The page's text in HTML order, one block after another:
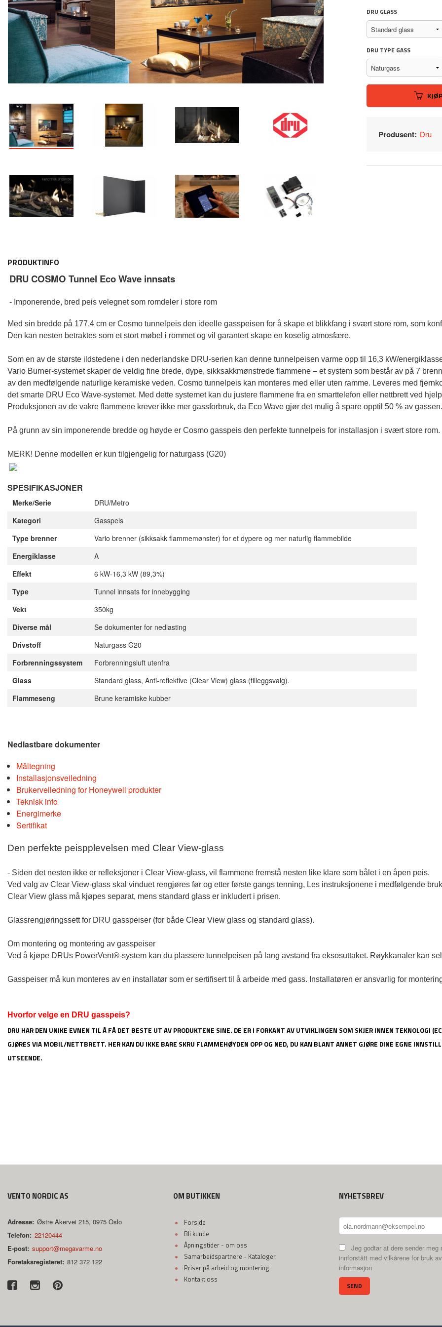
DRU GLASS
DRU TYPE GASS
KJØP
Produsent: Dru
PRODUKTINFO
DRU COSMO Tunnel Eco Wave innsats
- Imponerende, bred peis velegnet som romdeler i store rom
Med sin bredde på 177,4 cm er Cosmo tunnelpeis den ideelle gasspeisen for å skape et blikkfang i svært store rom, som
Den kan nesten betraktes som et stort møbel i rommet og vil garantert skape en koselig atmosfære.
Som en av de største ildstedene i den nederlandske DRU-serien kan denne tunnelpeisen varme opp til 16,3 kW/
Vario Burner-systemet skaper de veldig fine brede, dype, sikksakkmønstrede flammene – et system som består av på 7
av den medfølgende naturlige keramiske veden. Cosmo tunnelpeis kan monteres med eller uten ramme. Leveres med
det smarte DRU Eco Wave-systemet. Med dette systemet kan du justere flammene fra en smarttelefon eller nettbrett ved
Produksjonen av de vakre flammene krever ikke mer gassforbruk, da Eco Wave gjør det mulig å spare opptil 50 % av gassen.
På grunn av sin imponerende bredde og høyde er Cosmo gasspeis den perfekte tunnelpeis for installasjon i svært store rom.
MERK! Denne modellen er kun tilgjengelig for naturgass (G20)
SPESIFIKASJONER
Merke/Serie
DRU/Metro
Kategori
Gasspeis
Type brenner
Vario brenner (sikksakk flammemønster) for et dypere og mer naturlig flammebilde
Energiklasse
A
Effekt
6 kW-16,3 kW (89,3%)
Type
Tunnel innsats for innebygging
Vekt
350kg
Diverse mål
Se dokumenter for nedlasting
Drivstoff
Naturgass G20
Forbrenningssystem
Forbrenningsluft utenfra
Glass
Standard glass, Anti-reflektive (Clear View) glass (tilleggsvalg).
Flammeseng
Brune keramiske kubber
Nedlastbare dokumenter
Måltegning
Installasjonsveiledning
Brukerveiledning for Honeywell produkter
Teknisk info
Energimerke
Sertifikat
Den perfekte peispplevelsen med Clear View-glass
- Siden det nesten ikke er refleksjoner i Clear View-glass, vil flammene fremstå nesten like klare som bålet i en åpen peis.
Ved valg av Clear View-glass skal vinduet rengjøres før og etter første gangs tenning, Les instruksjonene i medfølgende
Clear View glass må kjøpes separat, mens standard glass er inkludert i prisen.
Glassrengjøringssett for DRU gasspeiser (for både Clear View glass og standard glass).
Om montering og montering av gasspeiser
Ved å kjøpe DRUs PowerVent®-system kan du plassere tunnelpeisen på lang avstand fra eksosuttaket. Røykkanaler kan
Gasspeiser må kun monteres av en installatør som er sertifisert til å arbeide med gass. Installatøren er ansvarlig for
Hvorfor velge en DRU gasspeis?
DRU HAR DEN UNIKE EVNEN TIL Å FÅ DET BESTE UT AV PRODUKTENE SINE. DE ER I FORKANT AV UTVIKLINGEN SOM SKJER INNEN TEKNOLOGI
GJØRES VIA MOBIL/NETTBRETT. HER KAN DU IKKE BARE SKRU FLAMMEHØYDEN OPP OG NED, DU KAN BLANT ANNET GJØRE DINE EGNE
UTSEENDE.
VENTO NORDIC AS
Adresse: Østre Akervei 215, 0975 Oslo
Telefon: 22120444
E-post: support@megavarme.no
Foretaksregisteret: 812 372 122
OM BUTIKKEN
Forside
Bli kunde
Åpningstider - om oss
Samarbeidspartnere - Kataloger
Priser på arbeid og montering
Kontakt oss
NYHETSBREV
Jeg godtar at dere sender meg
innforstått med vilkårene for bruk
informasjon